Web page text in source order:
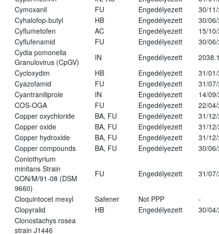
Cymoxanil
FU Engedélyezett
30/
Cyhalofop-butyl
HB Engedélyezett
30/
Cyflumetofen
AC Engedélyezett
15/
Cyflufenamid
FU Engedélyezett
30/
Cydia pomonella
Granulovirus (CpGV)
IN Engedélyezett
Cycloxydim
HB Engedélyezett
31/
Cyazofamid
FU Engedélyezett
31/
Cyantraniliprole
IN Engedélyezett
14/
COS-OGA
FU Engedélyezett
22/
Copper oxychloride
BA, FU Engedélyezett
31/
Copper oxide
BA, FU Engedélyezett
31/
Copper hydroxide
BA, FU Engedélyezett
31/
Copper compounds
BA, FU Engedélyezett
30/
Coniothyrium
minitans Strain
CON/M/91-08 (DSM
9660)
FU Engedélyezett 31/
Cloquintocet mexyl Safener Not PPP
-
Clopyralid
HB Engedélyezett
30/
Clonostachys rosea
strain J1446